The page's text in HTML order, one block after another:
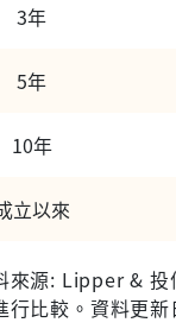
3年
5年
10年
立以來
來源: Lipper & 投
行比較。資料更